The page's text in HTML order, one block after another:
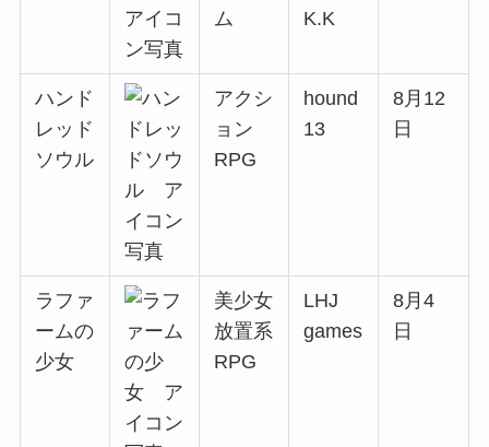
ム
K.K
ハンド
レッド
ソウル
アクシ
ョン
RPG
hound
13
8月12
日
ラファ
ームの
少女
美少女
放置系
RPG
LHJ
games
8月4
日